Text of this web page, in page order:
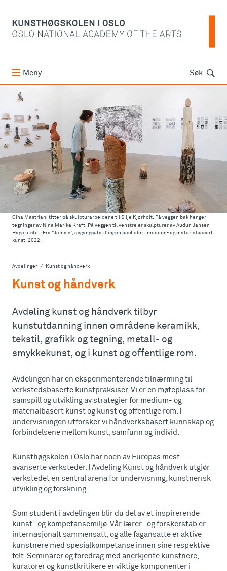
Meny Søk Søk
Gina Mastriani titter på skulpturarbeidene til Silje Kjørholt. På veggen bak henger
tegninger av Nina Marika Kraft. På veggen til venstre er skulpturer av Audun Jansen
Haga utstilt. Fra "Jamsis", avgangsutstillingen bachelor i medium- og materialbasert
kunst, 2022.
Avdelinger Kunst og håndverk
Kunst og håndverk
Avdeling kunst og håndverk tilbyr
kunstutdanning innen områdene keramikk,
tekstil, grafikk og tegning, metall- og
smykkekunst, og i kunst og offentlige rom.
Avdelingen har en eksperimenterende tilnærming til
verkstedsbaserte kunstpraksiser. Vi er en møteplass for
samspill og utvikling av strategier for medium- og
materialbasert kunst og kunst og offentlige rom. I
undervisningen utforsker vi håndverksbasert kunnskap og
forbindelsene mellom kunst, samfunn og individ.
Kunsthøgskolen i Oslo har noen av Europas mest
avanserte verksteder. I Avdeling Kunst og håndverk utgjør
verkstedet en sentral arena for undervisning, kunstnerisk
utvikling og forskning.
Som student i avdelingen blir du del av et inspirerende
kunst- og kompetansemiljø. Vår lærer- og forskerstab er
internasjonalt sammensatt, og alle fagansatte er aktive
kunstnere med spesialkompetanse innen sine respektive
felt. Seminarer og foredrag med anerkjente kunstnere,
kuratorer og kunstkritikere er viktige komponenter i